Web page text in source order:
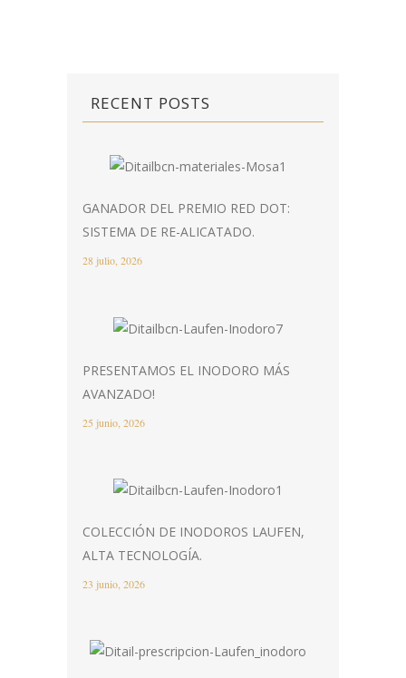
RECENT POSTS
GANADOR DEL PREMIO RED DOT:
SISTEMA DE RE-ALICATADO.
28 julio, 2026
PRESENTAMOS EL INODORO MÁS
AVANZADO!
25 junio, 2026
COLECCIÓN DE INODOROS LAUFEN,
ALTA TECNOLOGÍA.
23 junio, 2026